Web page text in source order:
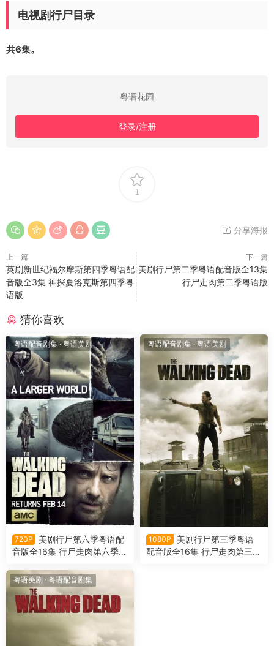
电视剧行尸目录
共6集。
粤语花园
登录/注册
1
分享海报
上一篇
英剧新世纪福尔摩斯第四季粤语配
音版全3集 神探夏洛克斯第四季粤
语版
下一篇
美剧行尸第二季粤语配音版全13集
行尸走肉第二季粤语版
猜你喜欢
粤语配音剧集·粤语美剧
720P
美剧行尸第六季粤语配
音版全16集 行尸走肉第六季粤
粤语配音剧集 · 粤语美剧
1080P
美剧行尸第三季粤语
配音版全16集 行尸走肉第三季
粤语美剧 · 粤语配音剧集